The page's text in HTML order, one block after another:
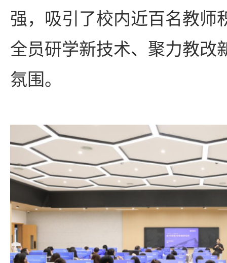
强，吸引了校内近百名教师
全员研学新技术、聚力教改
氛围。